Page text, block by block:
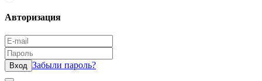
Авторизация
Вход Забыли пароль?